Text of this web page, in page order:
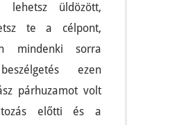
lehetsz üldözött,
te a célpont,
mindenki sorra
ezen
párhuzamot volt
előtti és a